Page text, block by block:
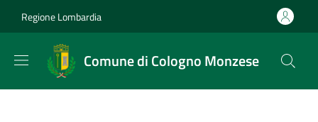
Regione Lombardia
Comune di Cologno Monzese